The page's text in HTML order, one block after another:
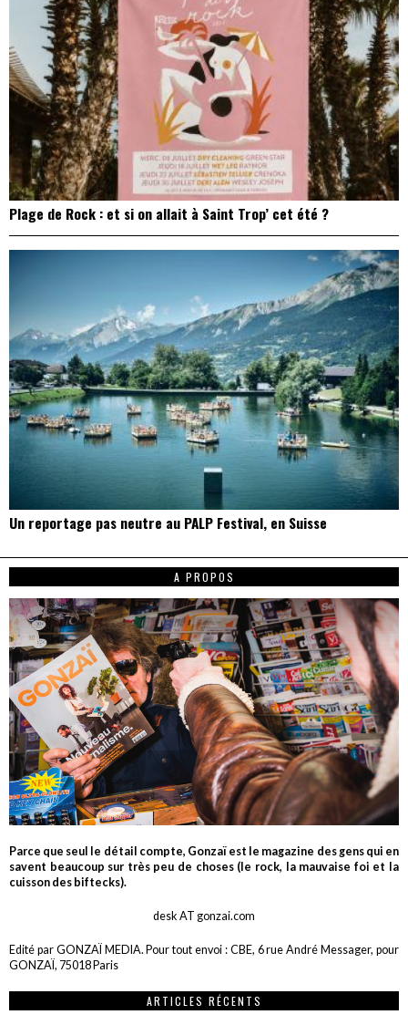
Plage de Rock : et si on allait à Saint Trop’ cet été ?
Un reportage pas neutre au PALP Festival, en Suisse
A PROPOS
Parce que seul le détail compte, Gonzaï est le magazine des gens qui en
savent beaucoup sur très peu de choses (le rock, la mauvaise foi et la
cuisson des biftecks).
desk AT gonzai.com
Edité par GONZAÏ MEDIA. Pour tout envoi : CBE, 6 rue André Messager, pour
GONZAÏ, 75018 Paris
ARTICLES RÉCENTS